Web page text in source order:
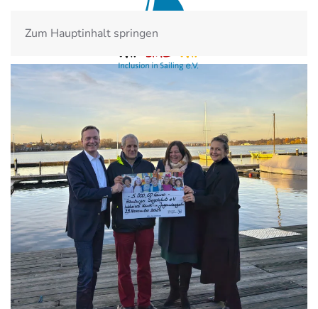
Zum Hauptinhalt springen